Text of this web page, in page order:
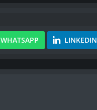
WHATSAPP LINKEDIN